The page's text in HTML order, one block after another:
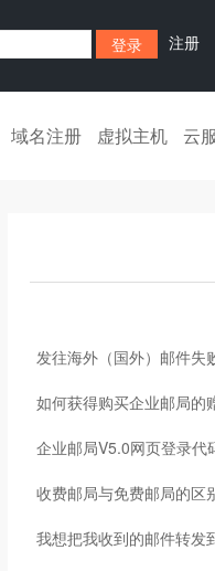
注册
域名注册 虚拟主机 云
发往海外（国外）邮件失
如何获得购买企业邮局的
企业邮局V5.0网页登录代
收费邮局与免费邮局的区
我想把我收到的邮件转发